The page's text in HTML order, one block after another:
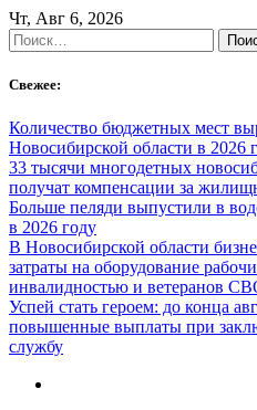
Skip
to
content
Чт, Авг 6, 2026
Найти:
Свежее:
Количество бюджетных мест
Новосибирской области в 2026
33 тысячи многодетных
получат компенсации за
Больше пеляди выпустили в
в 2026 году
В Новосибирской области
затраты на оборудование
инвалидностью и ветеранов
Успей стать героем: до конца
повышенные выплаты при
службу